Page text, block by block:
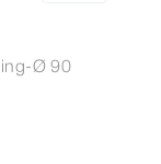
Ø90